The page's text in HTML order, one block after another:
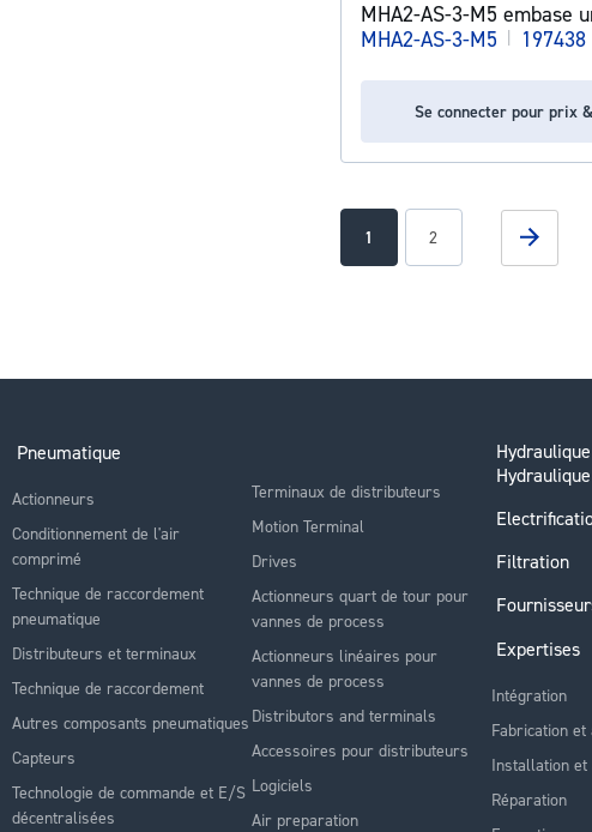
MHA2-AS-3-M5 embase
MHA2-AS-3-M5 | 197438
Se connecter pour prix
PageYou're currently reading page
1 Page
2 Page
Suivant
Pneumatique
Actionneurs
Conditionnement de l'air
comprimé
Technique de raccordement
pneumatique
Distributeurs et terminaux
Technique de raccordement
Autres composants pneumatiques
Capteurs
Technologie de commande et E/S
décentralisées
Terminaux de distributeurs
Motion Terminal
Drives
Actionneurs quart de tour pour
vannes de process
Actionneurs linéaires pour
vannes de process
Distributors and terminals
Accessoires pour distributeurs
Logiciels
Air preparation
Hydraulique
Filtration
Expertises
Intégration
Fabrication et
Installation et
Réparation